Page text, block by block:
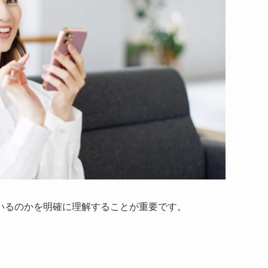
のかを明確に理解することが重要です。